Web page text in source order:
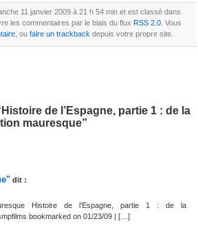
11 janvier 2009 à 21 h 54 min et est classé dans
les commentaires par le biais du flux RSS 2.0 . Vous
, ou faire un trackback depuis votre propre site.
de l’Espagne, partie 1 : de la
mauresque”
dit :
Histoire de l’Espagne, partie 1 : de la
bookmarked on 01/23/09 | […]